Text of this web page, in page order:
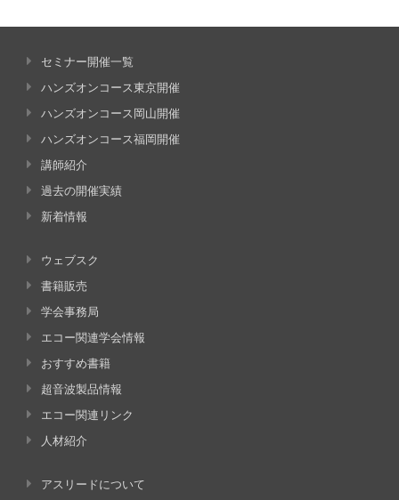
セミナー開催一覧
ハンズオンコース東京開催
ハンズオンコース岡山開催
ハンズオンコース福岡開催
講師紹介
過去の開催実績
新着情報
ウェブスク
書籍販売
学会事務局
エコー関連学会情報
おすすめ書籍
超音波製品情報
エコー関連リンク
人材紹介
アスリードについて